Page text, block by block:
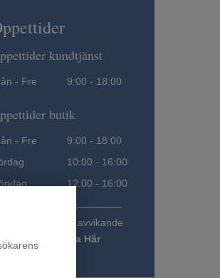
kundtjänst
- Fre 9:00 - 18:00
butik
- Fre
9:00 - 18:00
10:00 - 16:00
12:00 - 16:00
öppettider och avvikande
Klicka Här